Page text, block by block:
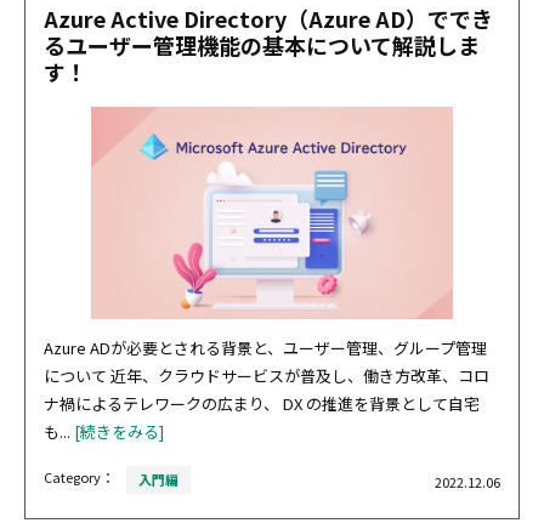
Azure Active Directory（Azure AD）ででき
るユーザー管理機能の基本について解説しま
す！
Azure ADが必要とされる背景と、ユーザー管理、グループ管理
について 近年、クラウドサービスが普及し、働き方改革、コロ
ナ禍によるテレワークの広まり、 DX の推進を背景として自宅
も... [続きをみる]
Category： 入門編 2022.12.06